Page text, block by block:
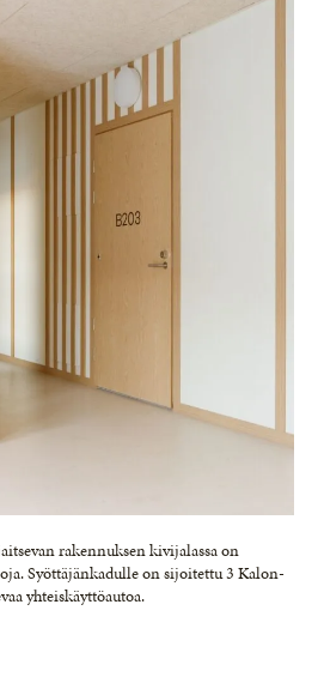
rakennuksen kivijalassa on
Syöttäjänkadulle on sijoitettu 3 Kalon-
yhteiskäyttöautoa.